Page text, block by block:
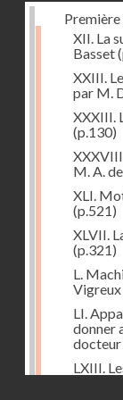
XII. La
Basset
XXIII.
par M.
XXXIII.
(p.130)
M. A.
XLI.
(p.521)
XLVII.
(p.321)
L.
Vigreux
LI.
donner
LXIII.